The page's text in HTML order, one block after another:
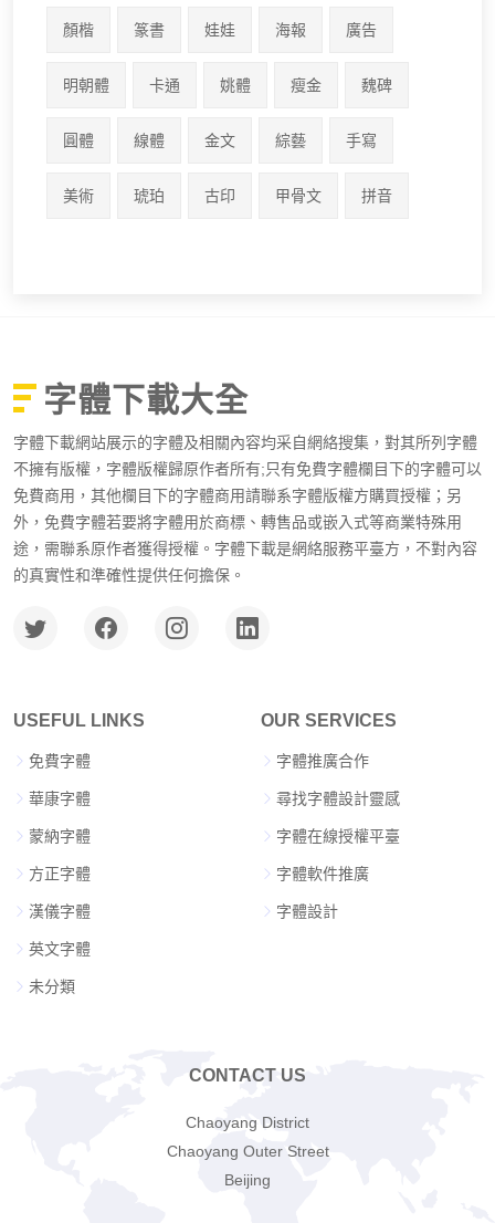
顏楷 篆書 娃娃 海報 廣告
明朝體 卡通 姚體 瘦金 魏碑
圓體 線體 金文 綜藝 手寫
美術 琥珀 古印 甲骨文 拼音
字體下載大全
字體下載網站展示的字體及相關內容均采自網絡搜集，對其所列字體
不擁有版權，字體版權歸原作者所有;只有免費字體欄目下的字體可以
免費商用，其他欄目下的字體商用請聯系字體版權方購買授權；另
外，免費字體若要將字體用於商標、轉售品或嵌入式等商業特殊用
途，需聯系原作者獲得授權。字體下載是網絡服務平臺方，不對內容
的真實性和準確性提供任何擔保。
USEFUL LINKS
免費字體
華康字體
蒙納字體
方正字體
漢儀字體
英文字體
未分類
OUR SERVICES
字體推廣合作
尋找字體設計靈感
字體在線授權平臺
字體軟件推廣
字體設計
CONTACT US
Chaoyang District
Chaoyang Outer Street
Beijing